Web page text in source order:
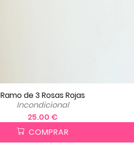
Ramo de 3 Rosas Rojas
Incondicional
25.00 €
COMPRAR